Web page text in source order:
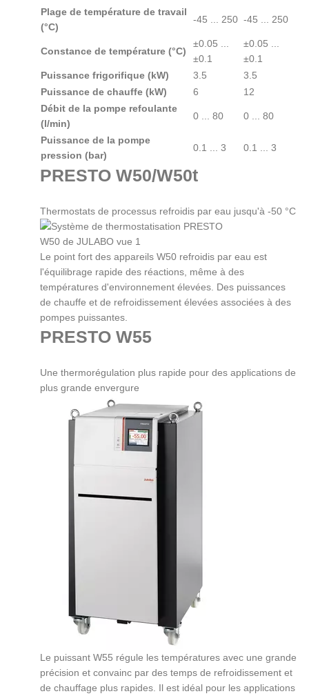
Plage de température de travail
(°C)
-45 ... 250 -45 ... 250
Constance de température (°C)
±0.05 ...
±0.1
±0.05 ...
±0.1
Puissance frigorifique (kW)
3.5
3.5
Puissance de chauffe (kW)
6
12
Débit de la pompe refoulante
(l/min)
0 ... 80 0 ... 80
Puissance de la pompe
pression (bar)
0.1 ... 3 0.1 ... 3
PRESTO W50/W50t
Thermostats de processus refroidis par eau jusqu'à -50 °C
Le point fort des appareils W50 refroidis par eau est
l'équilibrage rapide des réactions, même à des
températures d'environnement élevées. Des puissances
de chauffe et de refroidissement élevées associées à des
pompes puissantes.
PRESTO W55
Une thermorégulation plus rapide pour des applications de
plus grande envergure
Le puissant W55 régule les températures avec une grande
précision et convainc par des temps de refroidissement et
de chauffage plus rapides. Il est idéal pour les applications